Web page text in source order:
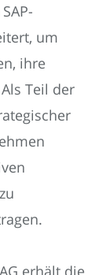
um
ihre
Teil der